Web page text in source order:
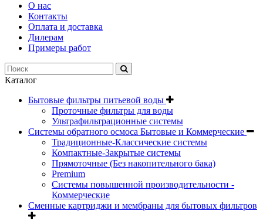
О нас
Контакты
Оплата и доставка
Дилерам
Примеры работ
Каталог
Бытовые фильтры питьевой воды
Проточные фильтры для воды
Ультрафильтрационные системы
Системы обратного осмоса Бытовые и Коммерческие
Традиционные-Классические системы
Компактные-Закрытые системы
Прямоточные (Без накопительного бака)
Premium
Системы повышенной производительности -
Коммерческие
Сменные картриджи и мембраны для бытовых фильтров